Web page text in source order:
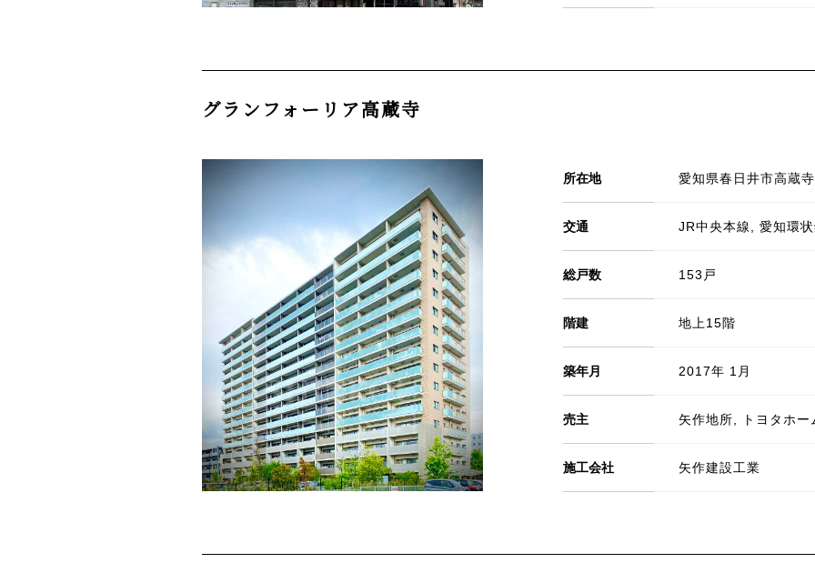
グランフォーリア高蔵寺
所在地 愛知県春日井市高蔵
交通 JR中央本線, 愛知環
総戸数 153戸
階建 地上15階
築年月 2017年 1月
売主 矢作地所, トヨタホー
施工会社 矢作建設工業